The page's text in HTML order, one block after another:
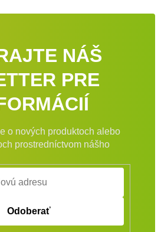
NÁŠ
PRE
o nových produktoch alebo
prostredníctvom nášho
Odoberať